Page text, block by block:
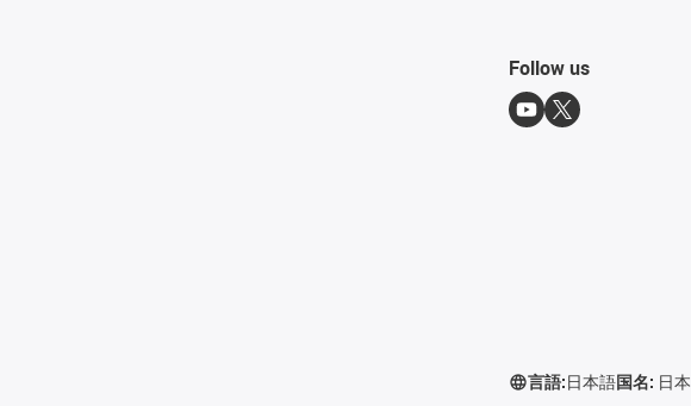
Follow us
言語:日本語国名: 日本